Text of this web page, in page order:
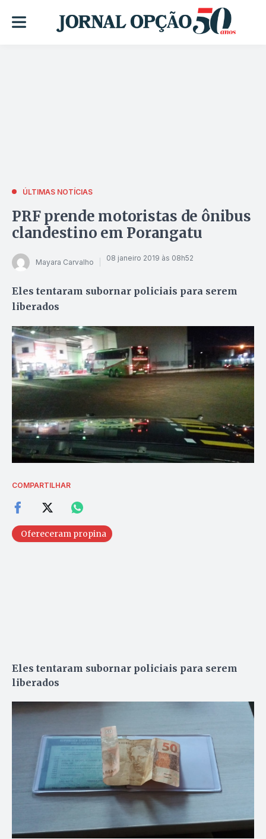
ÚLTIMAS NOTÍCIAS
PRF prende motoristas de ônibus
clandestino em Porangatu
Mayara Carvalho 08 janeiro 2019 às 08h52
Eles tentaram subornar policiais para serem
liberados
COMPARTILHAR
Ofereceram propina
Eles tentaram subornar policiais para serem
liberados